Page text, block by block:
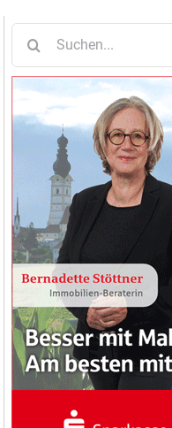
nach: